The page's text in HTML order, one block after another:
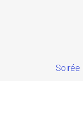
Soirée